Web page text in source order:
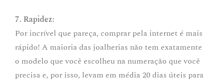
7. Rapidez:
Por incrível que pareça, comprar pela internet é mais
rápido! A maioria das joalherias não tem exatamente
o modelo que você escolheu na numeração que você
precisa e, por isso, levam em média 20 dias úteis para